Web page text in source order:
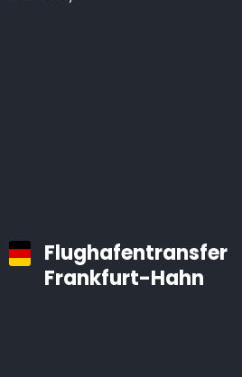
Flughafentransfer
Frankfurt-Hahn